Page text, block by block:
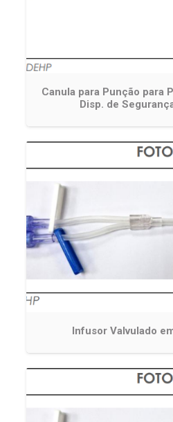
Canula para Punção para
Disp. de
Infusor Valvulado